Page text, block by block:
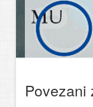
Povezani